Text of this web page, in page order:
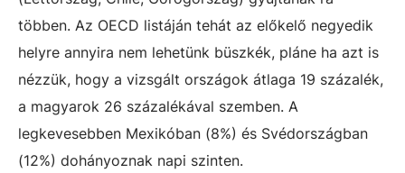
többen. Az OECD listáján tehát az előkelő negyedik
helyre annyira nem lehetünk büszkék, pláne ha azt is
nézzük, hogy a vizsgált országok átlaga 19 százalék,
a magyarok 26 százalékával szemben. A
legkevesebben Mexikóban (8%) és Svédországban
(12%) dohányoznak napi szinten.